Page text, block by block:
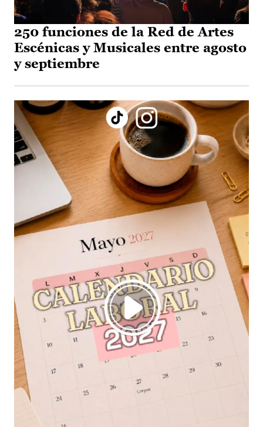
250 funciones de la Red de Artes
Escénicas y Musicales entre agosto
y septiembre